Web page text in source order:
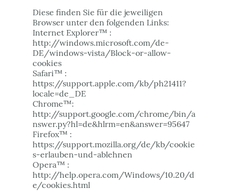
Diese finden Sie für die jeweiligen
Browser unter den folgenden Links:
Internet Explorer™ :
http://windows.microsoft.com/de-
DE/windows-vista/Block-or-allow-
cookies
Safari™ :
https://support.apple.com/kb/ph21411?
locale=de_DE
Chrome™:
http://support.google.com/chrome/bin/a
nswer.py?hl=de&hlrm=en&answer=95647
Firefox™ :
https://support.mozilla.org/de/kb/cookie
s-erlauben-und-ablehnen
Opera™ :
http://help.opera.com/Windows/10.20/d
e/cookies.html